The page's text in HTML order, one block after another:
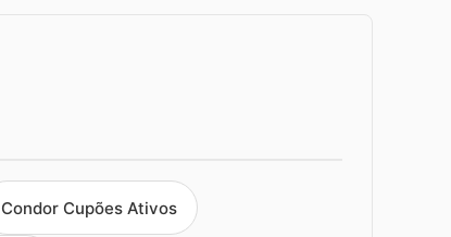
Condor Cupões Ativos